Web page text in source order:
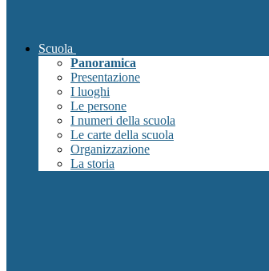
Scuola
Panoramica
Presentazione
I luoghi
Le persone
I numeri della scuola
Le carte della scuola
Organizzazione
La storia